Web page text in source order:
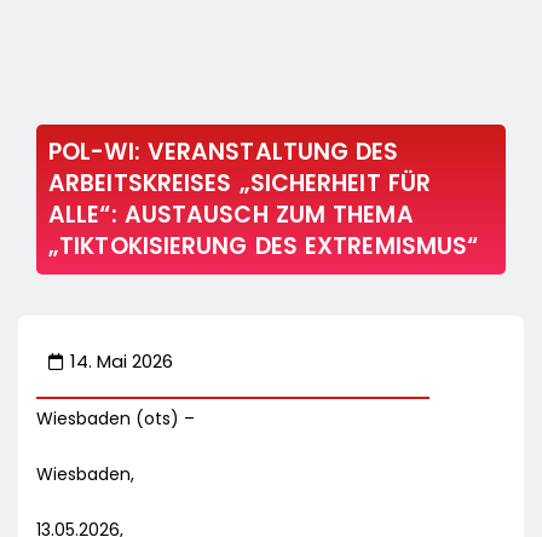
POL-WI: VERANSTALTUNG DES
ARBEITSKREISES „SICHERHEIT FÜR
ALLE“: AUSTAUSCH ZUM THEMA
„TIKTOKISIERUNG DES EXTREMISMUS“
14. Mai 2026
Wiesbaden (ots) –
Wiesbaden,
13.05.2026,